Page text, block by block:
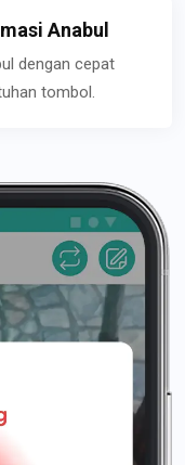
Anabul
dengan cepat
tombol.